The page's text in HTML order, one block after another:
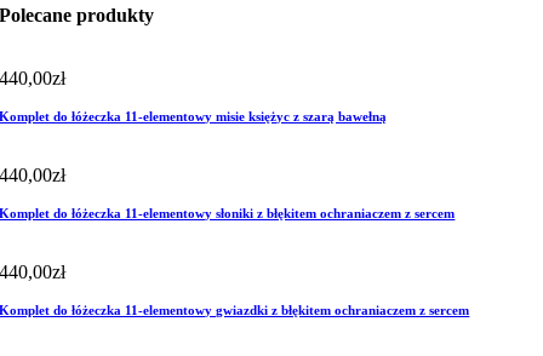
Polecane produkty
440,00zł
Komplet do łóżeczka 11-elementowy misie księżyc z szarą bawełną
440,00zł
Komplet do łóżeczka 11-elementowy słoniki z błękitem ochraniaczem z sercem
440,00zł
Komplet do łóżeczka 11-elementowy gwiazdki z błękitem ochraniaczem z sercem